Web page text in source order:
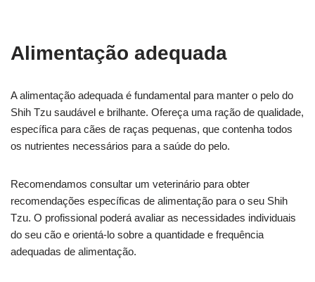
Alimentação adequada
A alimentação adequada é fundamental para manter o pelo do
Shih Tzu saudável e brilhante. Ofereça uma ração de qualidade,
específica para cães de raças pequenas, que contenha todos
os nutrientes necessários para a saúde do pelo.
Recomendamos consultar um veterinário para obter
recomendações específicas de alimentação para o seu Shih
Tzu. O profissional poderá avaliar as necessidades individuais
do seu cão e orientá-lo sobre a quantidade e frequência
adequadas de alimentação.